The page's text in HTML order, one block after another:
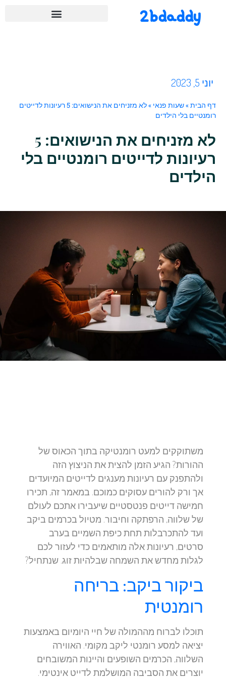
2bdaddy
יוני 5, 2023
דף הבית»שעות פנאי»
לא מזניחים את הנישואים: 5 רעיונות לדייטים
רומנטיים בלי הילדים
לא מזניחים את הנישואים: 5
רעיונות לדייטים רומנטיים בלי
הילדים
משתוקקים למעט רומנטיקה בתוך הכאוס של
ההורות? הגיע הזמן להצית את הניצוץ הזה
ולהתפנק עם רעיונות מענגים לדייטים המיועדים
אך ורק להורים עסוקים כמוכם. במאמר זה, תכירו
חמישה דייטים פנטסטיים שיעבירו אתכם לעולם
של שלווה, הרפתקה וחיבור. מטיול בכרמים ביקב
ועד להתכרבלות תחת כיפת השמיים בערב
סרטים, רעיונות אלה מותאמים כדי לעזור לכם
לגלות מחדש את השמחה שבלהיות זוג. שנתחיל?
ביקור ביקב: בריחה
רומנטית
תוכלו לברוח מההמולה של חיי היומיום באמצעות
יציאה למסע רומנטי ליקב מקומי. האווירה
השלווה, הכרמים השופעים והיינות המשובחים
יוצרים את הסביבה המושלמת לדייט אינטימי.